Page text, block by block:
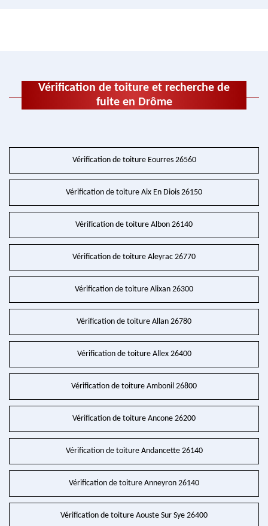
Vérification de toiture et recherche de
fuite en Drôme
Vérification de toiture Eourres 26560
Vérification de toiture Aix En Diois 26150
Vérification de toiture Albon 26140
Vérification de toiture Aleyrac 26770
Vérification de toiture Alixan 26300
Vérification de toiture Allan 26780
Vérification de toiture Allex 26400
Vérification de toiture Ambonil 26800
Vérification de toiture Ancone 26200
Vérification de toiture Andancette 26140
Vérification de toiture Anneyron 26140
Vérification de toiture Aouste Sur Sye 26400